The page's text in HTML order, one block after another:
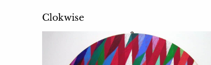
Clokwise